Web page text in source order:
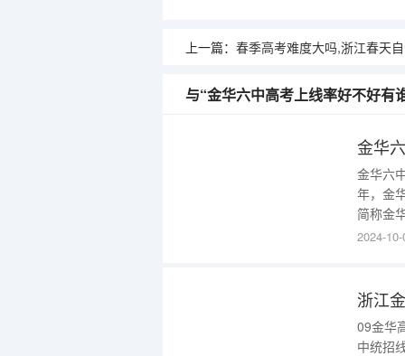
上一篇： 春季高考难度大吗,浙江春天
与“金华六中高考上线率好不好有
金华六
年，金
简称金
中，省
高考
2024-
09金华
中统招